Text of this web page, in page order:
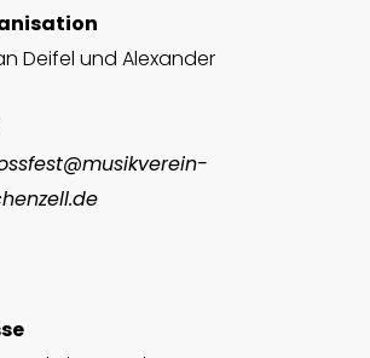
Deifel und Alexander